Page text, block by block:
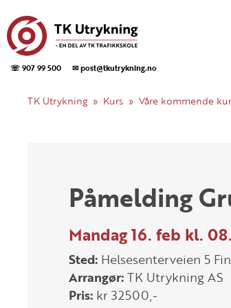
☏ 907 99 500 ✉ post@tkutrykning.no
TK Utrykning Kurs Våre kommende
Påmelding
Mandag 16. feb kl.
Sted: Helsesenterveien 5
Arrangør:TK Utrykning AS
Pris: kr 32500,-